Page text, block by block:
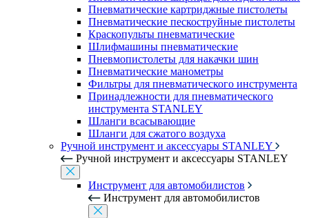
Пневматические картриджные пистолеты
Пневматические пескоструйные пистолеты
Краскопульты пневматические
Шлифмашины пневматические
Пневмопистолеты для накачки шин
Пневматические манометры
Фильтры для пневматического инструмента
Принадлежности для пневматического
инструмента STANLEY
Шланги всасывающие
Шланги для сжатого воздуха
Ручной инструмент и аксессуары STANLEY
Ручной инструмент и аксессуары STANLEY
Инструмент для автомобилистов
Инструмент для автомобилистов